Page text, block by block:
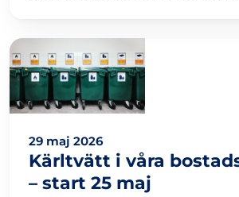
29 maj 2026
Kärltvätt i våra
– start 25 maj